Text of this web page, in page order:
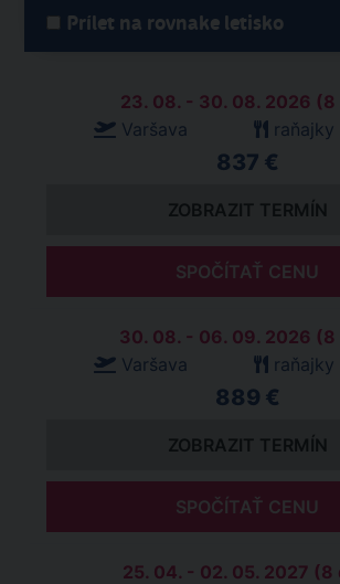
Prílet na rovnake letisko
23. 08. - 30. 08. 2026 (8
Varšava
raňajky
837 €
ZOBRAZIT TERMÍN
SPOČÍTAŤ CENU
30. 08. - 06. 09. 2026 (8
Varšava
raňajky
889 €
ZOBRAZIT TERMÍN
SPOČÍTAŤ CENU
25. 04. - 02. 05. 2027 (8